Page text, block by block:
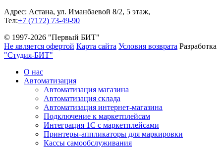
Адрес: Астана, ул. Иманбаевой 8/2, 5 этаж,
Тел:+7 (7172) 73-49-90
© 1997-2026 "Первый БИТ"
Не является офертой Карта сайта Условия возврата Разработка
"Студия-БИТ"
О нас
Автоматизация
Автоматизация магазина
Автоматизация склада
Автоматизация интернет-магазина
Подключение к маркетплейсам
Интеграция 1С с маркетплейсами
Принтеры-аппликаторы для маркировки
Кассы самообслуживания